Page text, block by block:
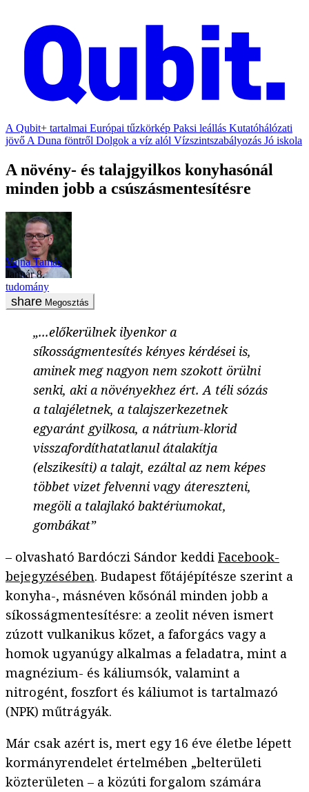
A Qubit+ tartalmai Európai tűzkörkép Paksi leállás Kutatóhálózati
jövő A Duna föntről Dolgok a víz alól Vízszintszabályozás Jó iskola
A növény- és talajgyilkos konyhasónál
minden jobb a csúszásmentesítésre
Vajna Tamás
január 8.
tudomány
Megosztás
„...előkerülnek ilyenkor a
síkosságmentesítés kényes kérdései is,
aminek meg nagyon nem szokott örülni
senki, aki a növényekhez ért. A téli sózás
a talajéletnek, a talajszerkezetnek
egyaránt gyilkosa, a nátrium-klorid
visszafordíthatatlanul átalakítja
(elszikesíti) a talajt, ezáltal az nem képes
többet vizet felvenni vagy átereszteni,
megöli a talajlakó baktériumokat,
gombákat”
– olvasható Bardóczi Sándor keddi Facebook-
bejegyzésében. Budapest főtájépítésze szerint a
konyha-, másnéven kősónál minden jobb a
síkosságmentesítésre: a zeolit néven ismert
zúzott vulkanikus kőzet, a faforgács vagy a
homok ugyanúgy alkalmas a feladatra, mint a
magnézium- és káliumsók, valamint a
nitrogént, foszfort és káliumot is tartalmazó
(NPK) műtrágyák.
Már csak azért is, mert egy 16 éve életbe lépett
kormányrendelet értelmében „belterületi
közterületen – a közúti forgalom számára